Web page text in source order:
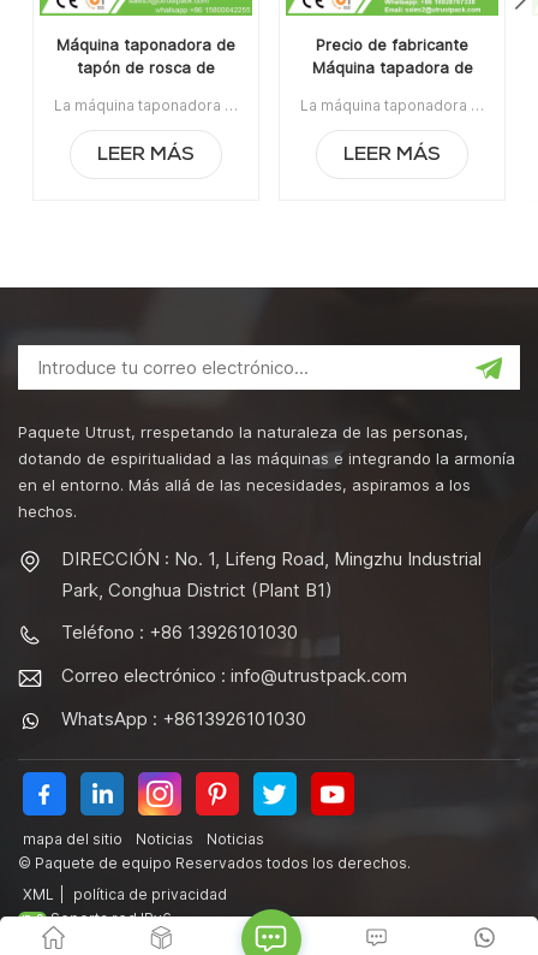
Máquina taponadora de
tapón de rosca de
La máquina taponadora de tapas de rosca manual es adecuada para el sellado de tapas de rosca / tapas Ropp / tapas de engaste en la botella de vidrio / plástico. Es ampliamente utilizado en las industrias de vino, jarabe, líquido oral y pesticidas.Artículo No:UT1BSG4Precio:1540Rango de precios:4~5/$1360Rango de precios:2~3/$1430La orden mínima:1Pago:TTPuerto de embarque:CantónRegión original:Guangzhou, ChinaTiempo de espera:15 días después de recibir el depósito
LEER MÁS
Precio de fabricante
Máquina tapadora de
vidrio líquido oral
La máquina taponadora de tapas de botellas de vidrio líquido oral a precio de fabricante es un equipo de tapado antirrobo de aluminio para botellas de plástico y botellas de vidrio de alta calidad. Es ampliamente utilizado en la industria alimentaria, la industria química, la industria médica y farmacéutica.La orden mínima:1Pago:T/TPuerto de embarque:CantónRegión original:PorcelanaTiempo de espera:3-5 días después de recibir el depósito
LEER MÁS
Paquete Utrust, rrespetando la naturaleza de las personas,
dotando de espiritualidad a las máquinas e integrando la armonía
en el entorno. Más allá de las necesidades, aspiramos a los
hechos.
DIRECCIÓN : No. 1, Lifeng Road, Mingzhu Industrial
Park, Conghua District (Plant B1)
Teléfono : +86 13926101030
Correo electrónico : info@utrustpack.com
WhatsApp : +8613926101030
mapa del sitio Noticias
Noticias
© Paquete de equipo Reservados todos los derechos.
XML
política de privacidad
Soporta red IPv6